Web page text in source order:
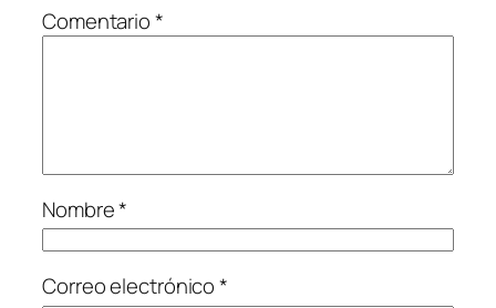
Comentario*
Nombre*
Correo electrónico*